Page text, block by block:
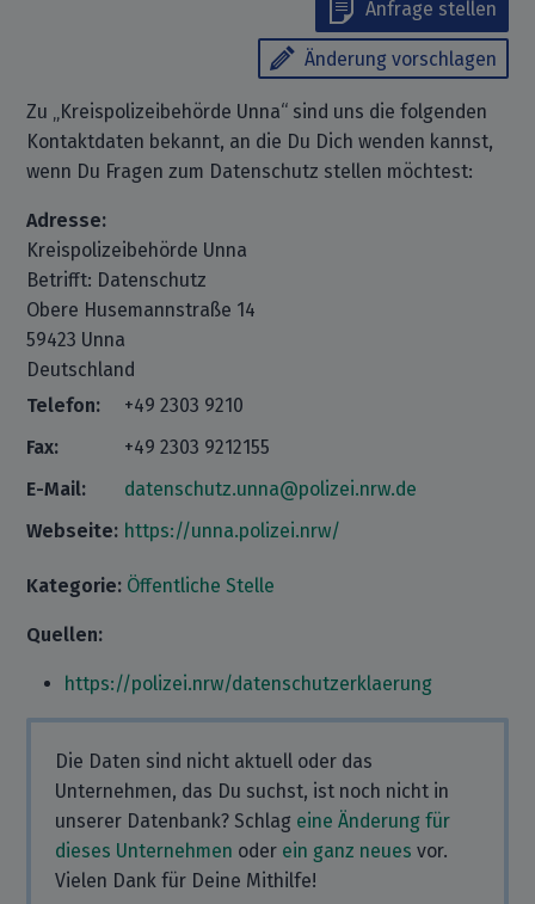
Anfrage stellen
Änderung vorschlagen
Zu „Kreispolizeibehörde Unna“ sind uns die folgenden
Kontaktdaten bekannt, an die Du Dich wenden kannst,
wenn Du Fragen zum Datenschutz stellen möchtest:
Adresse:
Kreispolizeibehörde Unna
Betrifft: Datenschutz
Obere Husemannstraße 14
59423 Unna
Deutschland
Telefon:
+49 2303 9210
Fax:
+49 2303 9212155
E-Mail:
datenschutz.unna@polizei.nrw.de
Webseite: https://unna.polizei.nrw/
Kategorie: Öffentliche Stelle
Quellen:
https://polizei.nrw/datenschutzerklaerung
Die Daten sind nicht aktuell oder das
Unternehmen, das Du suchst, ist noch nicht in
unserer Datenbank? Schlag eine Änderung für
dieses Unternehmen oder ein ganz neues vor.
Vielen Dank für Deine Mithilfe!